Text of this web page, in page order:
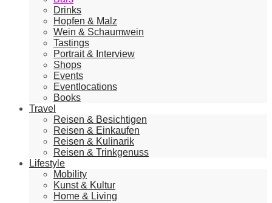
Drinks
Hopfen & Malz
Wein & Schaumwein
Tastings
Portrait & Interview
Shops
Events
Eventlocations
Books
Travel
Reisen & Besichtigen
Reisen & Einkaufen
Reisen & Kulinarik
Reisen & Trinkgenuss
Lifestyle
Mobility
Kunst & Kultur
Home & Living